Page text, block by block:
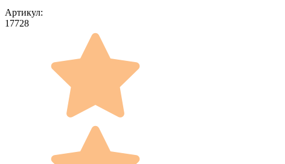
Артикул:
17728